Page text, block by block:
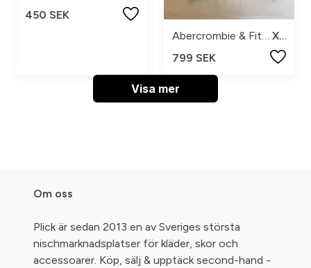
450 SEK
Abercrombie & Fitch
XS
799 SEK
Visa mer
Om oss
Plick är sedan 2013 en av Sveriges största
nischmarknadsplatser för kläder, skor och
accessoarer. Köp, sälj & upptäck second-hand -